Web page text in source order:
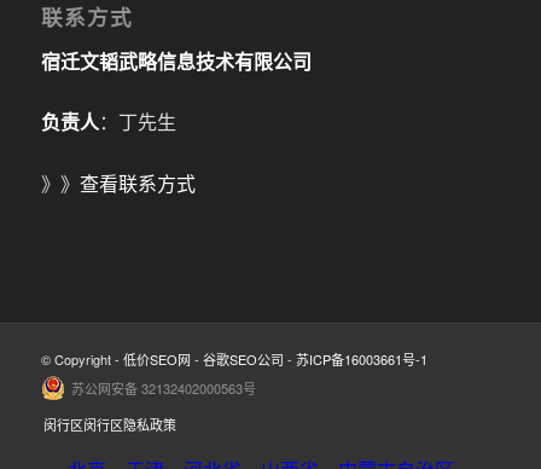
联系方式
宿迁文韬武略信息技术有限公司
负责人：丁先生
》》 查看联系方式
© Copyright - 低价SEO网 - 谷歌SEO公司 - 苏ICP备16003661号-1
苏公网安备 32132402000563号
闵行区闵行区隐私政策